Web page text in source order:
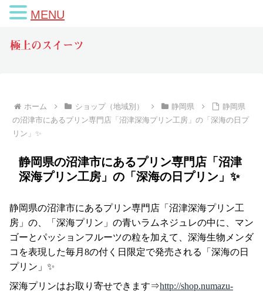
極上のスイーツ
ホーム ショップ（地域別） 静岡県
静岡県
の沼津市にあるプリン専門店「沼津深海プリン工房」の「深海の日プ
リン」✨
静岡県の沼津市にあるプリン専門店「沼津
深海プリン工房」の「深海の日プリン」✨
静岡県の沼津市にあるプリン専門店「沼津深海プリン工
房」の、「深海プリン」の青いラムネジュレの中に、マン
ゴーとパッションフルーツの粒を加えて、深海生物メンダ
コを表現した毎月8の付く日限定で発売される「深海の日
プリン」✨
深海プリンはお取り寄せできます⇒http://shop.numazu-
MENU